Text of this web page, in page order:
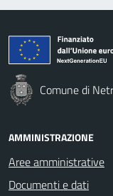
Comune di
AMMINISTRAZIONE
Aree amministrative
Documenti e dati